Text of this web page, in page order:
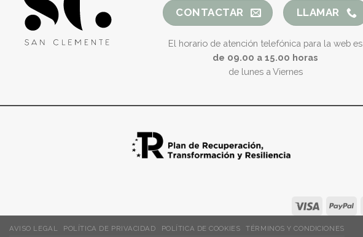
CONTACTAR LLAMAR
El horario de atención telefónica para la web es
de 09.00 a 15.00 horas
de lunes a Viernes
AVISO LEGAL POLÍTICA DE PRIVACIDAD POLÍTICA DE COOKIES TÉRMINOS Y CONDICIONES